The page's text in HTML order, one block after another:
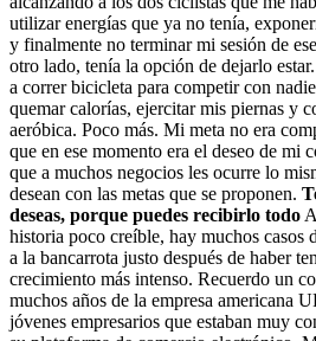
utilizar energías que ya no tenía,
y finalmente no terminar mi sesión de
otro lado, tenía la opción de dejarlo
a correr bicicleta para competir con
quemar calorías, ejercitar mis piernas y
aeróbica. Poco más. Mi meta no era
que en ese momento era el deseo de mi
que a muchos negocios les ocurre lo
desean con las metas que se proponen.
deseas, porque puedes recibirlo todo
historia poco creíble, hay muchos casos
a la bancarrota justo después de haber
crecimiento más intenso. Recuerdo un
muchos años de la empresa americana
jóvenes empresarios que estaban muy